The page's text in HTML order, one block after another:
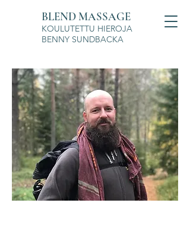
BLEND MASSAGE
KOULUTETTU HIEROJA
BENNY SUNDBACKA